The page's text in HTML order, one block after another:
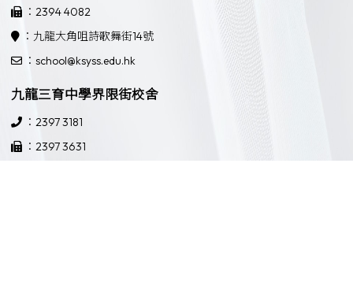
：2394 4082
：九龍大角咀詩歌舞街14號
：school@ksyss.edu.hk
九龍三育中學界限街校舍
：2397 3181
：2397 3631